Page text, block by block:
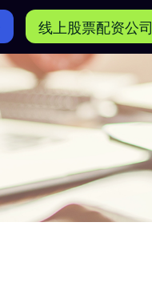
线上股票配资公司